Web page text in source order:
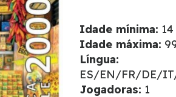
Idade mínima: 14
Idade máxima:
Língua:
ES/EN/FR/DE/
Jogadoras: 1